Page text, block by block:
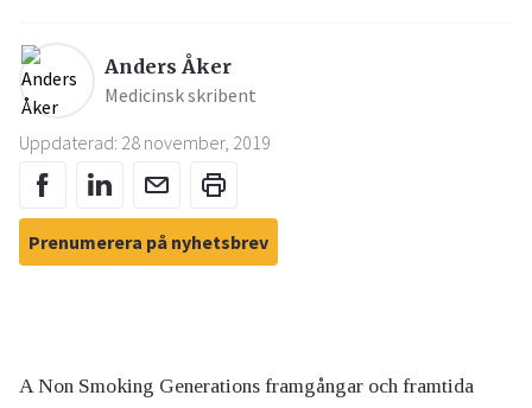
Anders Åker
Medicinsk skribent
Uppdaterad: 28 november, 2019
Prenumerera på nyhetsbrev
A Non Smoking Generations framgångar och framtida